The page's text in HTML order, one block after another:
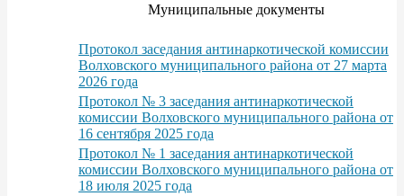
Муниципальные документы
Протокол заседания антинаркотической комиссии
Волховского муниципального района от 27 марта
2026 года
Протокол № 3 заседания антинаркотической
комиссии Волховского муниципального района от
16 сентября 2025 года
Протокол № 1 заседания антинаркотической
комиссии Волховского муниципального района от
18 июля 2025 года